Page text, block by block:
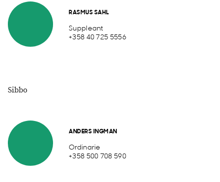
RASMUS SAHL
Suppleant
+358 40 725 5556
Sibbo
ANDERS INGMAN
Ordinarie
+358 500 708 590